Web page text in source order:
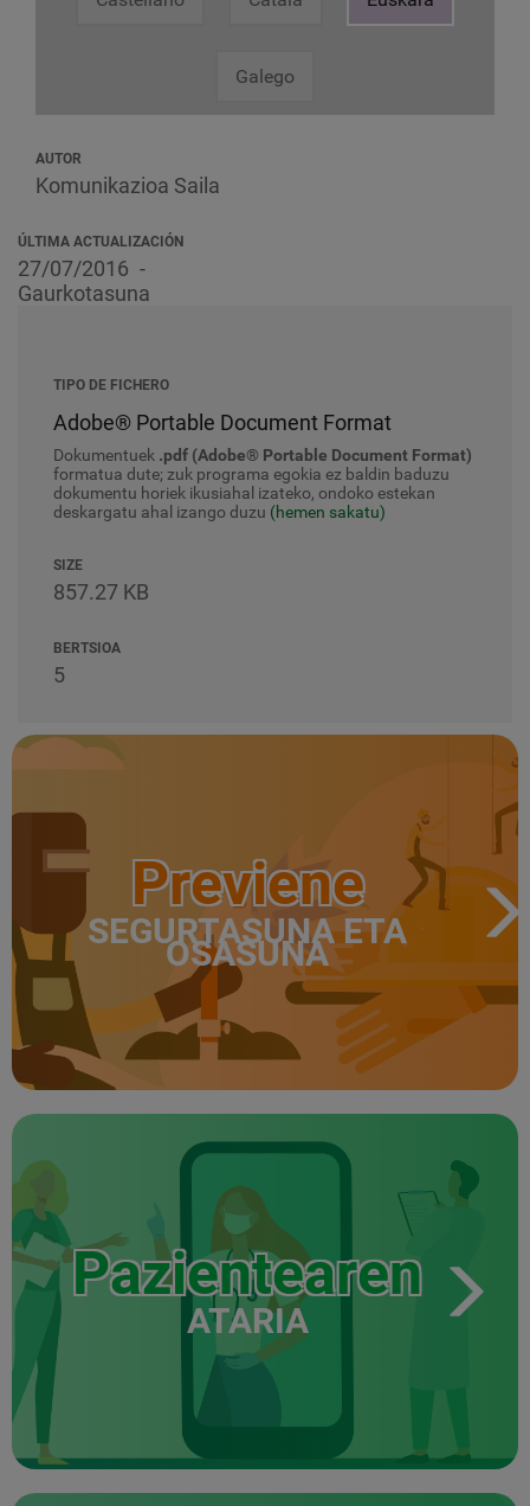
Galego
AUTOR
Komunikazioa Saila
ÚLTIMA ACTUALIZACIÓN
27/07/2016
Gaurkotasuna
TIPO DE FICHERO
Adobe® Portable Document Format
Dokumentuek .pdf (Adobe® Portable Document Format)
formatua dute; zuk programa egokia ez baldin baduzu
dokumentu horiek ikusiahal izateko, ondoko estekan
deskargatu ahal izango duzu (hemen sakatu)
SIZE
857.27 KB
BERTSIOA
5
Previene
SEGURTASUNA ETA
OSASUNA
Pazientearen
ATARIA